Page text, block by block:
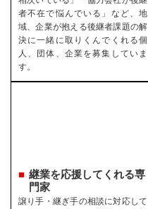
者不在で悩んでいる」など、地
域、企業が抱える後継者課題の解
決に一緒に取りくんでくれる個
人、団体、企業を募集していま
す。
継業を応援してくれる専
門家
譲り手・継ぎ手の相談に対応して